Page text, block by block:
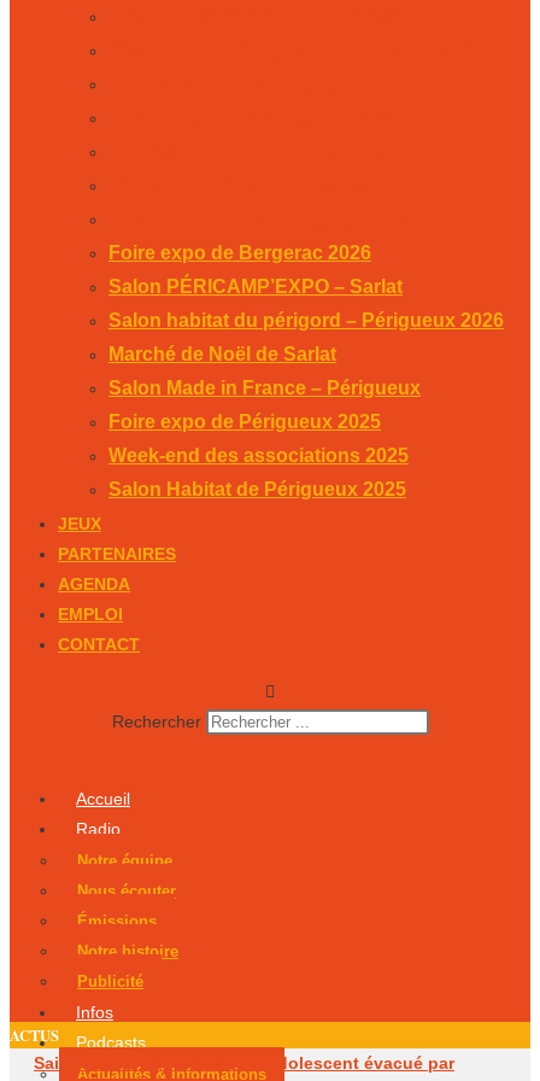
Foire expo de Bergerac 2026
Salon PÉRICAMP’EXPO – Sarlat
Salon habitat du périgord – Périgueux 2026
Marché de Noël de Sarlat
Salon Made in France – Périgueux
Foire expo de Périgueux 2025
Week-end des associations 2025
Salon Habitat de Périgueux 2025
JEUX
PARTENAIRES
AGENDA
EMPLOI
CONTACT
Rechercher
Accueil
Radio
Notre équipe
Nous écouter
Émissions
Notre histoire
Publicité
Infos
Podcasts
Actualités & Informations
ACTUS
Saint-Martial-de-Valette : un adolescent évacué par